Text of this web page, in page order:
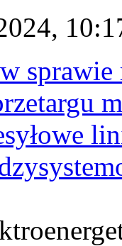
sprawie